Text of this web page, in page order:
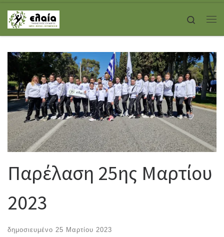
Skip to content
Search
Παρέλαση 25ης Μαρτίου
2023
δημοσιευμένο 25 Μαρτίου 2023